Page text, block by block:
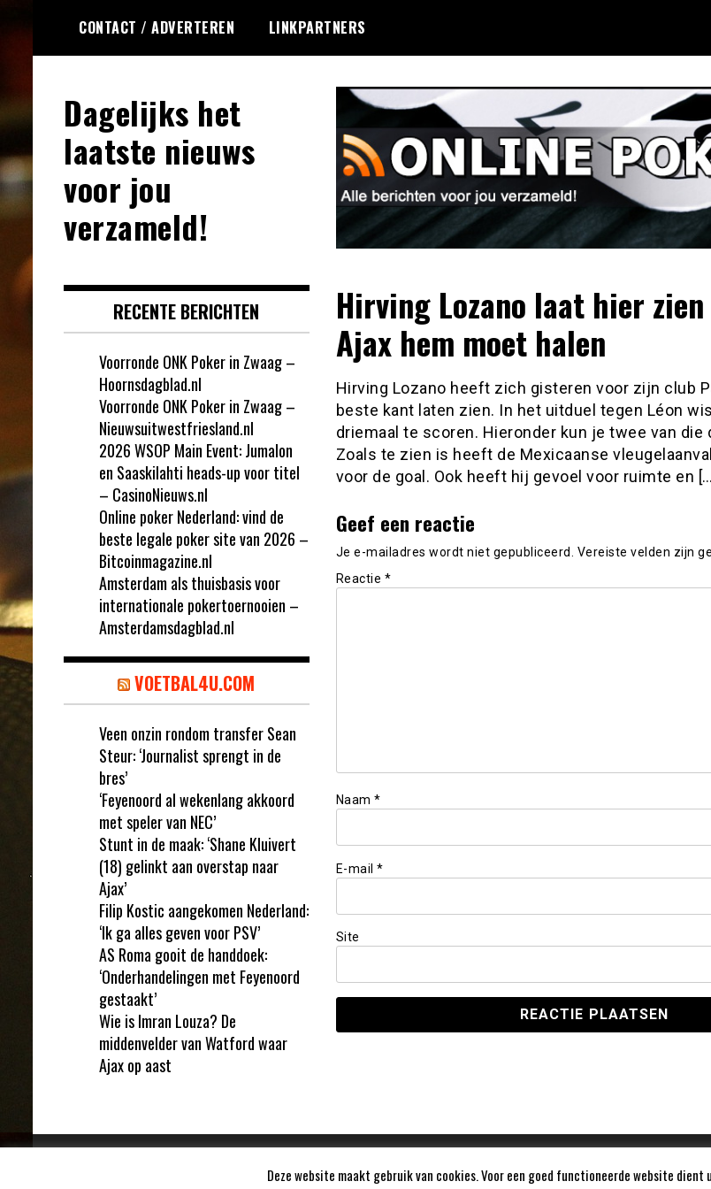
naar
de
CONTACT / ADVERTEREN LINKPARTNERS
Dagelijks het
laatste nieuws
voor jou
verzameld!
Hirving Lozano laat hier
Ajax hem moet halen
Hirving Lozano heeft zich gisteren voor zijn club
beste kant laten zien. In het uitduel tegen Léon
driemaal te scoren. Hieronder kun je twee van die
Zoals te zien is heeft de Mexicaanse
voor de goal. Ook heeft hij gevoel voor ruimte en
Geef een reactie
Je e-mailadres wordt niet gepubliceerd. Vereiste velden zijn
Reactie *
Naam *
E-mail *
Site
RECENTE BERICHTEN
Voorronde ONK Poker in Zwaag –
Hoornsdagblad.nl
Voorronde ONK Poker in Zwaag –
Nieuwsuitwestfriesland.nl
2026 WSOP Main Event: Jumalon
en Saaskilahti heads-up voor titel
– CasinoNieuws.nl
Online poker Nederland: vind de
beste legale poker site van 2026 –
Bitcoinmagazine.nl
Amsterdam als thuisbasis voor
internationale pokertoernooien –
Amsterdamsdagblad.nl
VOETBAL4U.COM
Veen onzin rondom transfer Sean
Steur: ‘Journalist sprengt in de
bres’
‘Feyenoord al wekenlang akkoord
met speler van NEC’
Stunt in de maak: ‘Shane Kluivert
(18) gelinkt aan overstap naar
Ajax’
Filip Kostic aangekomen Nederland:
‘Ik ga alles geven voor PSV’
AS Roma gooit de handdoek:
‘Onderhandelingen met Feyenoord
gestaakt’
Wie is Imran Louza? De
middenvelder van Watford waar
Ajax op aast
Deze website maakt gebruik van cookies. Voor een goed functioneerde website dient